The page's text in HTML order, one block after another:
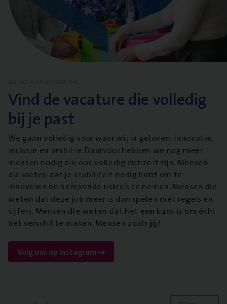
Vind de vacature die volledig
bij je past
We gaan volledig voor waar wij in geloven: innovatie,
inclusie en ambitie. Daarvoor hebben we nog meer
mensen nodig die ook volledig zichzelf zijn. Mensen
die weten dat je stabiliteit nodig hebt om te
innoveren en berekende risico’s te nemen. Mensen die
weten dat deze job meer is dan spelen met regels en
cijfers. Mensen die weten dat het een kans is om écht
het verschil te maken. Mensen zoals jij?
Volg ons op instagram